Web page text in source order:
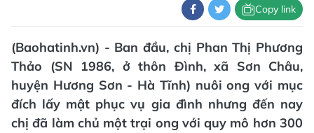
Copy link
(Baohatinh.vn) - Ban đầu, chị Phan Thị Phương
Thảo (SN 1986, ở thôn Đình, xã Sơn Châu,
huyện Hương Sơn - Hà Tĩnh) nuôi ong với mục
đích lấy mật phục vụ gia đình nhưng đến nay
chị đã làm chủ một trại ong với quy mô hơn 300